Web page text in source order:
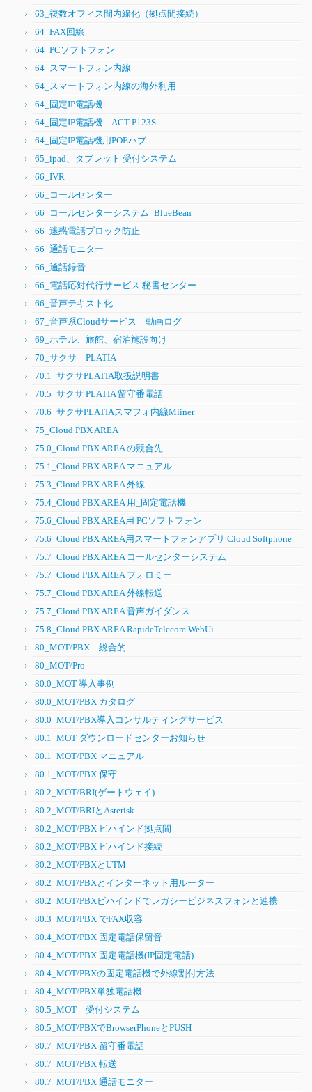
63_複数オフィス間内線化（拠点間接続）
64_FAX回線
64_PCソフトフォン
64_スマートフォン内線
64_スマートフォン内線の海外利用
64_固定IP電話機
64_固定IP電話機 ACT P123S
64_固定IP電話機用POEハブ
65_ipad、タブレット 受付システム
66_IVR
66_コールセンター
66_コールセンターシステム_BlueBean
66_迷惑電話ブロック防止
66_通話モニター
66_通話録音
66_電話応対代行サービス 秘書センター
66_音声テキスト化
67_音声系Cloudサービス 動画ログ
69_ホテル、旅館、宿泊施設向け
70_サクサ PLATIA
70.1_サクサPLATIA取扱説明書
70.5_サクサ PLATIA 留守番電話
70.6_サクサPLATIAスマフォ内線Mliner
75_Cloud PBX AREA
75.0_Cloud PBX AREA の競合先
75.1_Cloud PBX AREA マニュアル
75.3_Cloud PBX AREA 外線
75.4_Cloud PBX AREA 用_固定電話機
75.6_Cloud PBX AREA用 PCソフトフォン
75.6_Cloud PBX AREA用スマートフォンアプリ Cloud Softphone
75.7_Cloud PBX AREA コールセンターシステム
75.7_Cloud PBX AREA フォロミー
75.7_Cloud PBX AREA 外線転送
75.7_Cloud PBX AREA 音声ガイダンス
75.8_Cloud PBX AREA RapideTelecom WebUi
80_MOT/PBX 総合的
80_MOT/Pro
80.0_MOT 導入事例
80.0_MOT/PBX カタログ
80.0_MOT/PBX導入コンサルティングサービス
80.1_MOT ダウンロードセンターお知らせ
80.1_MOT/PBX マニュアル
80.1_MOT/PBX 保守
80.2_MOT/BRI(ゲートウェイ)
80.2_MOT/BRIとAsterisk
80.2_MOT/PBX ビハインド拠点間
80.2_MOT/PBX ビハインド接続
80.2_MOT/PBXとUTM
80.2_MOT/PBXとインターネット用ルーター
80.2_MOT/PBXビハインドでレガシービジネスフォンと連携
80.3_MOT/PBX でFAX収容
80.4_MOT/PBX 固定電話保留音
80.4_MOT/PBX 固定電話機(IP固定電話)
80.4_MOT/PBXの固定電話機で外線割付方法
80.4_MOT/PBX単独電話機
80.5_MOT 受付システム
80.5_MOT/PBXでBrowserPhoneとPUSH
80.7_MOT/PBX 留守番電話
80.7_MOT/PBX 転送
80.7_MOT/PBX 通話モニター